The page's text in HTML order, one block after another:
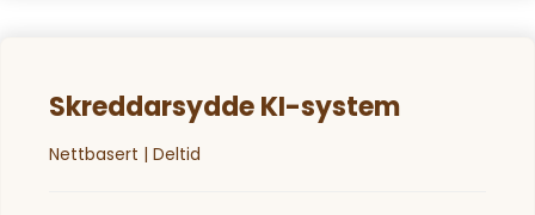
Skreddarsydde KI-system
Nettbasert | Deltid